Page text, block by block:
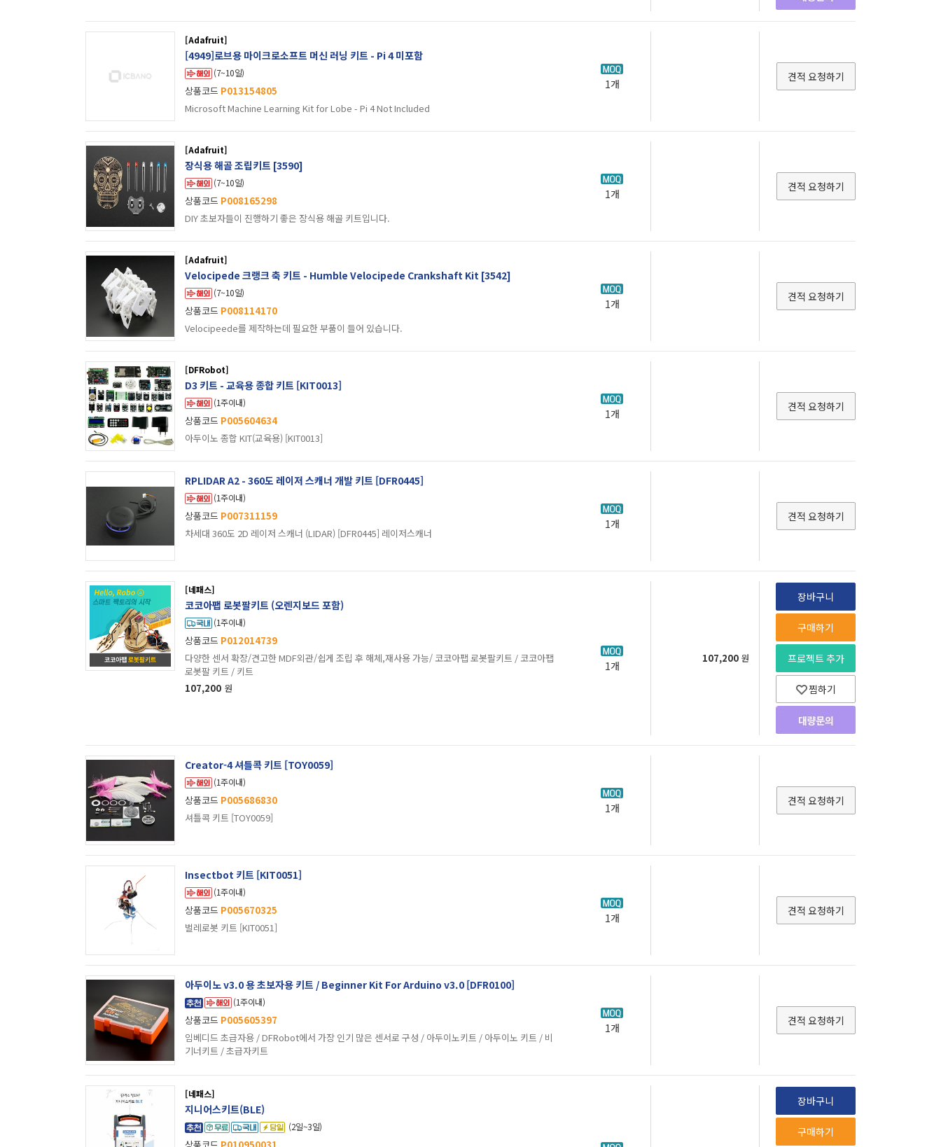
[Adafruit]
[4949]로브용 마이크로소프트 머신 러닝 키트 - Pi 4 미포함
(7~10일)
상품코드 P013154805
Microsoft Machine Learning Kit for Lobe - Pi 4 Not Included
1개
견적 요청하기
[Adafruit]
장식용 해골 조립키트 [3590]
(7~10일)
상품코드 P008165298
DIY 초보자들이 진행하기 좋은 장식용 해골 키트입니다.
1개
견적 요청하기
[Adafruit]
Velocipede 크랭크 축 키트 - Humble Velocipede Crankshaft Kit [3542]
(7~10일)
상품코드 P008114170
Velocipeede를 제작하는데 필요한 부품이 들어 있습니다.
1개
견적 요청하기
[DFRobot]
D3 키트 - 교육용 종합 키트 [KIT0013]
(1주이내)
상품코드 P005604634
아두이노 종합 KIT(교육용) [KIT0013]
1개
견적 요청하기
RPLIDAR A2 - 360도 레이저 스캐너 개발 키트 [DFR0445]
(1주이내)
상품코드 P007311159
차세대 360도 2D 레이저 스캐너 (LIDAR) [DFR0445] 레이저스캐너
1개
견적 요청하기
[네패스]
코코아팹 로봇팔키트 (오렌지보드 포함)
(1주이내)
상품코드 P012014739
다양한 센서 확장/견고한 MDF외관/쉽게 조립 후 해체,재사용 가능/ 코코아팹 로봇팔키트 / 코코아팹
로봇팔 키트 / 키트
107,200 원
1개
107,200 원
장바구니
구매하기
프로젝트 추가
찜하기
Creator-4 셔틀콕 키트 [TOY0059]
(1주이내)
상품코드 P005686830
셔틀콕 키트 [TOY0059]
1개
견적 요청하기
Insectbot 키트 [KIT0051]
(1주이내)
상품코드 P005670325
벌레로봇 키트 [KIT0051]
1개
견적 요청하기
아두이노 v3.0 용 초보자용 키트 / Beginner Kit For Arduino v3.0 [DFR0100]
(1주이내)
상품코드 P005605397
임베디드 초급자용 / DFRobot에서 가장 인기 많은 센서로 구성 / 아두이노키트 / 아두이노 키트 / 비
기너키트 / 초급자키트
1개
견적 요청하기
[네패스]
지니어스키트(BLE)
(2일~3일)
장바구니
구매하기